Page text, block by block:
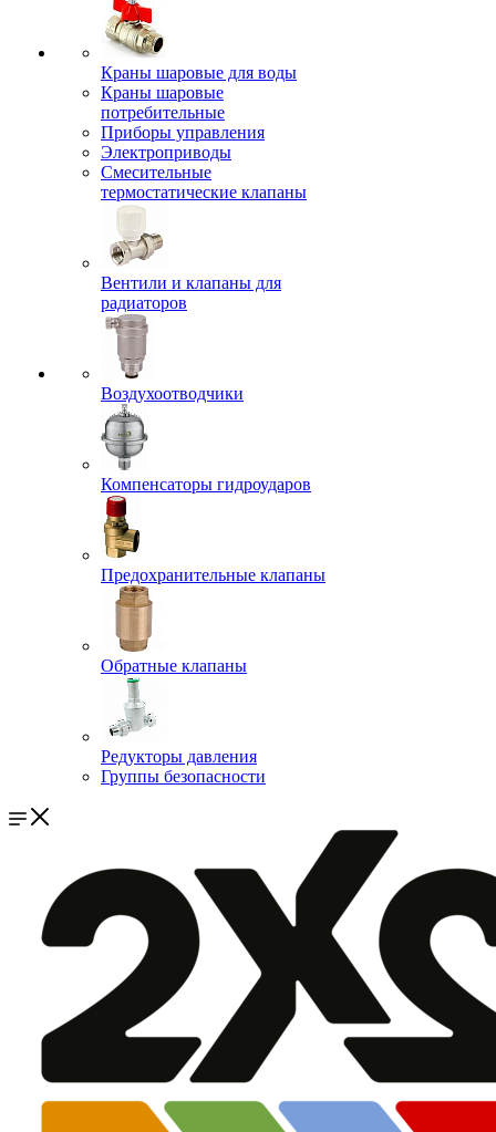
Краны шаровые для воды
Краны шаровые
потребительные
Приборы управления
Электроприводы
Смесительные
термостатические клапаны
Вентили и клапаны для
радиаторов
Воздухоотводчики
Компенсаторы гидроударов
Предохранительные клапаны
Обратные клапаны
Редукторы давления
Группы безопасности